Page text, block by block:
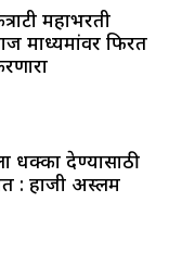
महाभरती
माध्यमांवर फिरत
धक्का देण्यासाठी
: हाजी अस्लम